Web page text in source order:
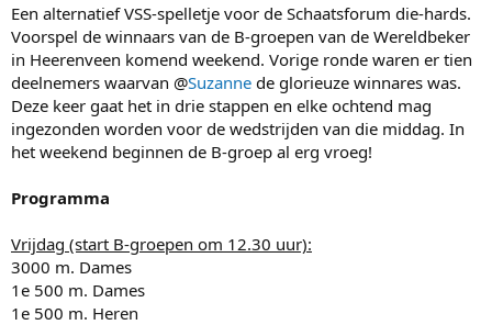
t
e
r
m
Een alternatief VSS-spelletje voor de Schaatsforum die-hards.
Voorspel de winnaars van de B-groepen van de Wereldbeker
in Heerenveen komend weekend. Vorige ronde waren er tien
deelnemers waarvan @Suzanne de glorieuze winnares was.
Deze keer gaat het in drie stappen en elke ochtend mag
ingezonden worden voor de wedstrijden van die middag. In
het weekend beginnen de B-groep al erg vroeg!
Programma
Vrijdag (start B-groepen om 12.30 uur):
3000 m. Dames
1e 500 m. Dames
1e 500 m. Heren